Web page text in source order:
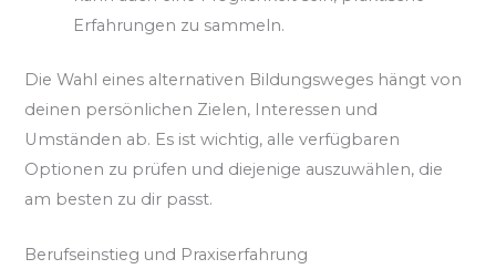
Erfahrungen zu sammeln.
Die Wahl eines alternativen Bildungsweges hängt von
deinen persönlichen Zielen, Interessen und
Umständen ab. Es ist wichtig, alle verfügbaren
Optionen zu prüfen und diejenige auszuwählen, die
am besten zu dir passt.
Berufseinstieg und Praxiserfahrung